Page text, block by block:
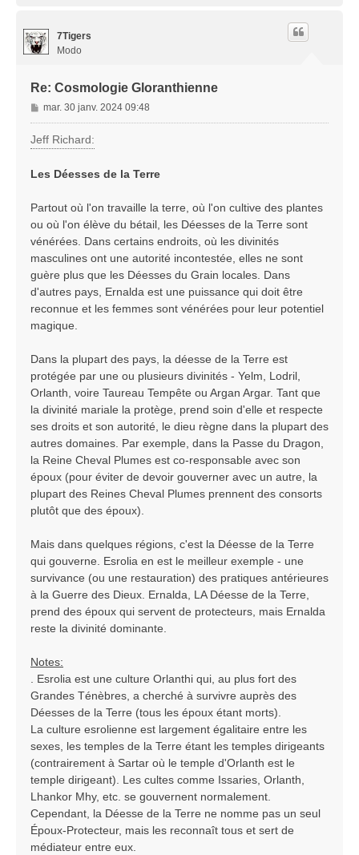
7Tigers
Modo
Re: Cosmologie Gloranthienne
M
e
s
s
g
mar. 30 janv. 2024 09:48
Jeff Richard:
Les Déesses de la Terre
Partout où l'on travaille la terre, où l'on cultive des plantes
ou où l'on élève du bétail, les Déesses de la Terre sont
vénérées. Dans certains endroits, où les divinités
masculines ont une autorité incontestée, elles ne sont
guère plus que les Déesses du Grain locales. Dans
d'autres pays, Ernalda est une puissance qui doit être
reconnue et les femmes sont vénérées pour leur potentiel
magique.
Dans la plupart des pays, la déesse de la Terre est
protégée par une ou plusieurs divinités - Yelm, Lodril,
Orlanth, voire Taureau Tempête ou Argan Argar. Tant que
la divinité mariale la protège, prend soin d'elle et respecte
ses droits et son autorité, le dieu règne dans la plupart des
autres domaines. Par exemple, dans la Passe du Dragon,
la Reine Cheval Plumes est co-responsable avec son
époux (pour éviter de devoir gouverner avec un autre, la
plupart des Reines Cheval Plumes prennent des consorts
plutôt que des époux).
Mais dans quelques régions, c'est la Déesse de la Terre
qui gouverne. Esrolia en est le meilleur exemple - une
survivance (ou une restauration) des pratiques antérieures
à la Guerre des Dieux. Ernalda, LA Déesse de la Terre,
prend des époux qui servent de protecteurs, mais Ernalda
reste la divinité dominante.
Notes:
. Esrolia est une culture Orlanthi qui, au plus fort des
Grandes Ténèbres, a cherché à survivre auprès des
Déesses de la Terre (tous les époux étant morts).
La culture esrolienne est largement égalitaire entre les
sexes, les temples de la Terre étant les temples dirigeants
(contrairement à Sartar où le temple d'Orlanth est le
temple dirigeant). Les cultes comme Issaries, Orlanth,
Lhankor Mhy, etc. se gouvernent normalement.
Cependant, la Déesse de la Terre ne nomme pas un seul
Époux-Protecteur, mais les reconnaît tous et sert de
médiateur entre eux.